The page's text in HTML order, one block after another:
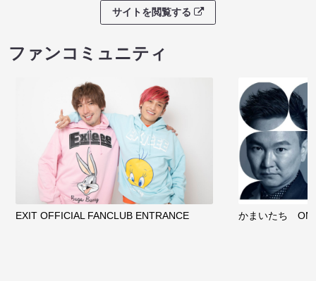
サイトを閲覧する
ファンコミュニティ
EXIT OFFICIAL FANCLUB ENTRANCE かまいたち